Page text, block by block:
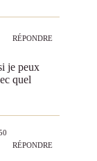
RÉPONDRE
je peux
quel
RÉPONDRE